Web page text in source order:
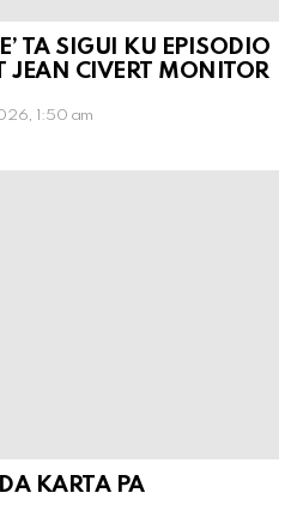
TA SIGUI KU EPISODIO
JEAN CIVERT MONITOR
1:50 am
KARTA PA